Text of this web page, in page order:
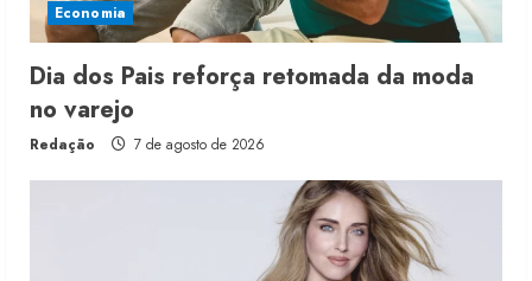
Economia
Dia dos Pais reforça retomada da moda
no varejo
Redação 7 de agosto de 2026